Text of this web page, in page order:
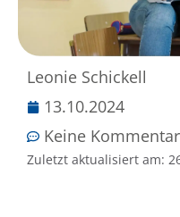
Leonie Schickell
13.10.2024
Keine
Zuletzt aktualisiert am: